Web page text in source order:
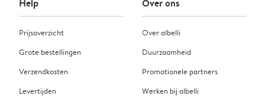
Help
Prijsoverzicht
Grote bestellingen
Verzendkosten
Levertijden
Over ons
Over albelli
Duurzaamheid
Promotionele partners
Werken bij albelli